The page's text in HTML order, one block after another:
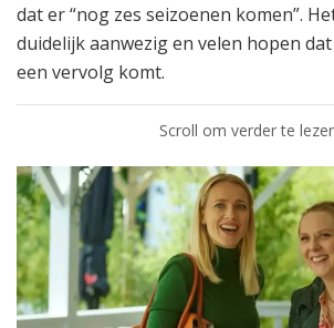
dat er “nog zes seizoenen komen”.
duidelijk aanwezig en velen hopen
een vervolg komt.
Scroll om verder te